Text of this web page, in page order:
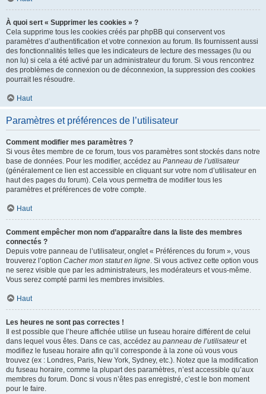
À quoi sert « Supprimer les cookies » ?
Cela supprime tous les cookies créés par phpBB qui conservent vos
paramètres d’authentification et votre connexion au forum. Ils fournissent aussi
des fonctionnalités telles que les indicateurs de lecture des messages (lu ou
non lu) si cela a été activé par un administrateur du forum. Si vous rencontrez
des problèmes de connexion ou de déconnexion, la suppression des cookies
pourrait les résoudre.
Haut
Paramètres et préférences de l’utilisateur
Comment modifier mes paramètres ?
Si vous êtes membre de ce forum, tous vos paramètres sont stockés dans notre
base de données. Pour les modifier, accédez au Panneau de l’utilisateur
(généralement ce lien est accessible en cliquant sur votre nom d’utilisateur en
haut des pages du forum). Cela vous permettra de modifier tous les
paramètres et préférences de votre compte.
Haut
Comment empêcher mon nom d’apparaître dans la liste des membres
connectés ?
Depuis votre panneau de l’utilisateur, onglet « Préférences du forum », vous
trouverez l’option Cacher mon statut en ligne. Si vous activez cette option vous
ne serez visible que par les administrateurs, les modérateurs et vous-même.
Vous serez compté parmi les membres invisibles.
Haut
Les heures ne sont pas correctes !
Il est possible que l’heure affichée utilise un fuseau horaire différent de celui
dans lequel vous êtes. Dans ce cas, accédez au panneau de l’utilisateuret
modifiez le fuseau horaire afin qu’il corresponde à la zone où vous vous
trouvez (ex : Londres, Paris, New York, Sydney, etc.). Notez que la modification
du fuseau horaire, comme la plupart des paramètres, n’est accessible qu’aux
membres du forum. Donc si vous n’êtes pas enregistré, c’est le bon moment
pour le faire.